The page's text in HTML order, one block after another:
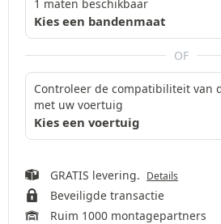
1 maten beschikbaar
Kies een bandenmaat
OF
Controleer de compatibiliteit van
met uw voertuig
Kies een voertuig
GRATIS levering. Details
Beveiligde transactie
Ruim 1000 montagepartners